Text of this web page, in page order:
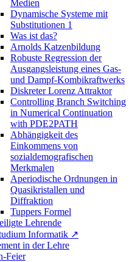
Medien
Dynamische Systeme mit
Substitutionen 1
Was ist das?
Arnolds Katzenbildung
Robuste Regression der
Ausgangsleistung eines Gas-
und Dampf-Kombikraftwerks
Diskreter Lorenz Attraktor
Controlling Branch Switching
in Numerical Continuation
with PDE2PATH
Abhängigkeit des
Einkommens von
sozialdemografischen
Merkmalen
Aperiodische Ordnungen in
Quasikristallen und
Diffraktion
Tuppers Formel
Lehrende
Informatik ↗
in der Lehre
Feier